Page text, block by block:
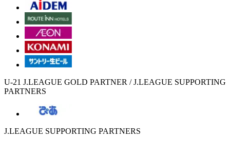
U-21 J.LEAGUE GOLD PARTNER / J.LEAGUE SUPPORTING
PARTNERS
J.LEAGUE SUPPORTING PARTNERS